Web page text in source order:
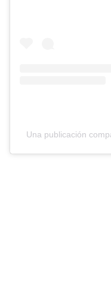
Una publicación